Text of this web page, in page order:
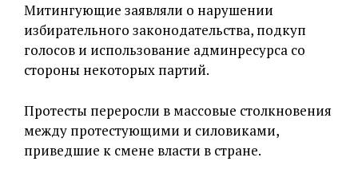
Митингующие заявляли о нарушении
избирательного законодательства, подкуп
голосов и использование админресурса со
стороны некоторых партий.
Протесты переросли в массовые столкновения
между протестующими и силовиками,
приведшие к смене власти в стране.